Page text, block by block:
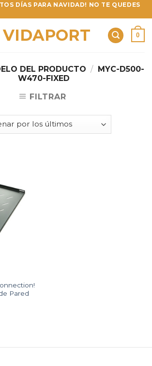
DÍAS PARA NAVIDAD! NO TE QUEDES
VIDAPORT 0
DEL PRODUCTO / MYC-D500-
W470-FIXED
FILTRAR
Pared